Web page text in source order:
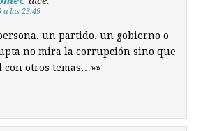
a las 23:49
un partido, un gobierno o
no mira la corrupción sino que
otros temas…»»